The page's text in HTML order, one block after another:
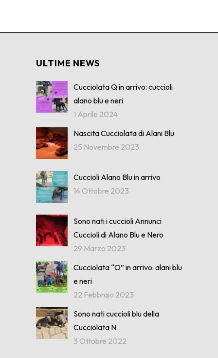
ULTIME NEWS
Cucciolata Q in arrivo: cuccioli
alano blu e neri
1 Aprile 2024
Nascita Cucciolata di Alani Blu
25 Novembre 2023
Cuccioli Alano Blu in arrivo
14 Ottobre 2023
Sono nati i cuccioli Annunci
Cuccioli di Alano Blu e Nero
29 Marzo 2023
Cucciolata “O” in arrivo: alani blu
e neri
22 Febbraio 2023
Sono nati cuccioli blu della
Cucciolata N
3 Ottobre 2022